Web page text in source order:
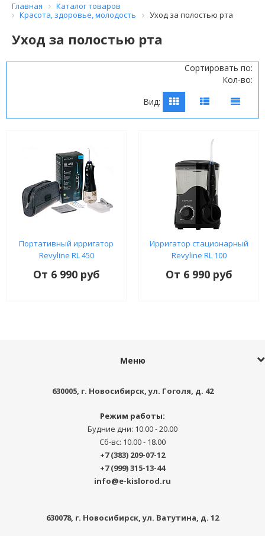
Главная
Каталог товаров
Красота, здоровье, молодость
Уход за полостью рта
Уход за полостью рта
Сортировать по:
Кол-во:
Вид:
Портативный ирригатор
Revyline RL 450
От 6 990 руб
Ирригатор стационарный
Revyline RL 100
От 6 990 руб
Меню
630005, г. Новосибирск,ул. Гоголя, д. 42
Режим работы:
Будние дни: 10.00 - 20.00
Сб-вс: 10.00 - 18.00
+7 (383) 209-07-12
+7 (999) 315-13-44
info@e-kislorod.ru
630078, г. Новосибирск ,ул. Ватутина, д. 12